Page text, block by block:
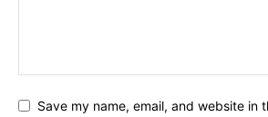
Save my name, email, and website in